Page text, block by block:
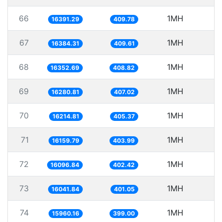
66 16391.29 409.78 1MH
67 16384.31 409.61 1MH
68 16352.69 408.82 1MH
69 16280.81 407.02 1MH
70 16214.81 405.37 1MH
71 16159.79 403.99 1MH
72 16096.84 402.42 1MH
73 16041.84 401.05 1MH
74 15960.16 399.00 1MH